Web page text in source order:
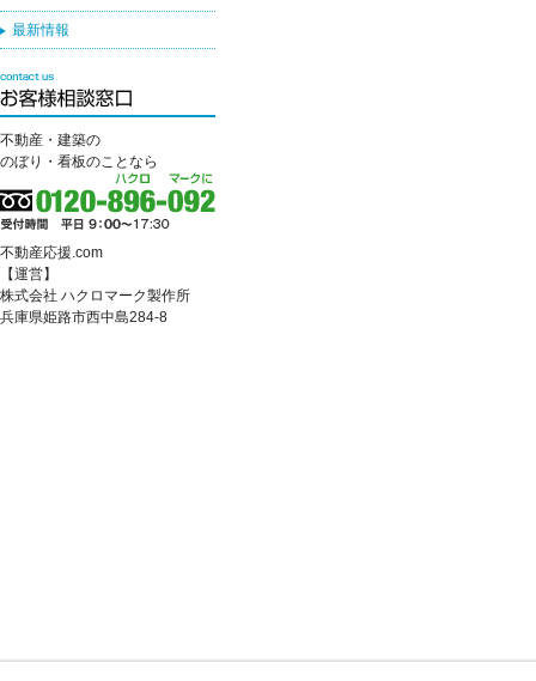
最新情報
不動産・建築の
のぼり・看板のことなら
不動産応援.com
【運営】
株式会社 ハクロマーク製作所
兵庫県姫路市西中島284-8